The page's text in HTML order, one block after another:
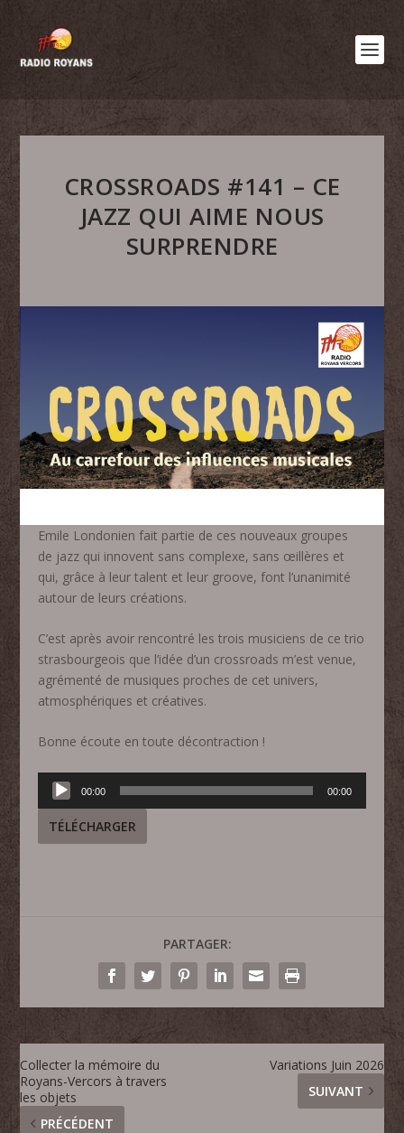
CROSSROADS #141 – CE
JAZZ QUI AIME NOUS
SURPRENDRE
Emile Londonien fait partie de ces nouveaux groupes
de jazz qui innovent sans complexe, sans œillères et
qui, grâce à leur talent et leur groove, font l’unanimité
autour de leurs créations.
C’est après avoir rencontré les trois musiciens de ce trio
strasbourgeois que l’idée d’un crossroads m’est venue,
agrémenté de musiques proches de cet univers,
atmosphériques et créatives.
Bonne écoute en toute décontraction !
Lecteur
audio
00:00 00:00
TÉLÉCHARGER
PARTAGER:
Collecter la mémoire du
Royans-Vercors à travers
les objets
PRÉCÉDENT
Variations Juin 2026
SUIVANT